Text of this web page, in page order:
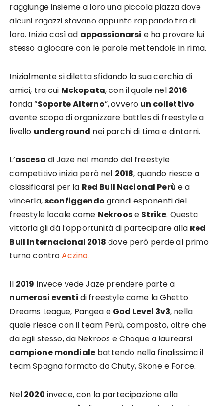
raggiunge insieme a loro una piccola piazza dove
alcuni ragazzi stavano appunto rappando tra di
loro. Inizia così ad appassionarsi e ha provare lui
stesso a giocare con le parole mettendole in rima.
Inizialmente si diletta sfidando la sua cerchia di
amici, tra cui Mckopata, con il quale nel 2016
fonda “Soporte Alterno”, ovvero un collettivo
avente scopo di organizzare battles di freestyle a
livello underground nei parchi di Lima e dintorni.
L’ascesa di Jaze nel mondo del freestyle
competitivo inizia però nel 2018, quando riesce a
classificarsi per la Red Bull Nacional Perù e a
vincerla,sconfiggendo grandi esponenti del
freestyle locale come Nekroose Strike. Questa
vittoria gli dà l’opportunità di partecipare alla Red
Bull Internacional 2018 dove però perde al primo
turno controAczino.
Il 2019 invece vede Jaze prendere parte a
numerosi eventi di freestyle come la Ghetto
Dreams League, Pangea e God Level 3v3, nella
quale riesce con il team Perù, composto, oltre che
da egli stesso, da Nekroos e Choque a laurearsi
campione mondiale battendo nella finalissima il
team Spagna formato da Chuty, Skone e Force.
Nel 2020 invece, con la partecipazione alla